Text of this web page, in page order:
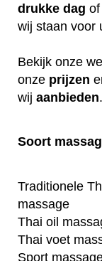
drukke dag
wij staan voor
Bekijk onze
onze prijzen
wij aanbieden.
Soort
Traditionele
massage
Thai oil
Thai voet
Sport